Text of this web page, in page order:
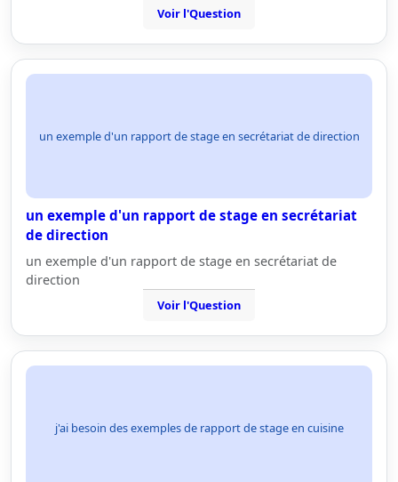
Voir l'Question
un exemple d'un rapport de stage en secrétariat de direction
un exemple d'un rapport de stage en secrétariat
de direction
un exemple d'un rapport de stage en secrétariat de
direction
Voir l'Question
j'ai besoin des exemples de rapport de stage en cuisine